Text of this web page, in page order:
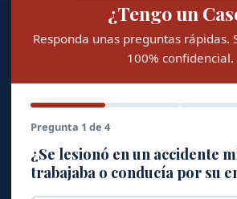
¿Tengo un
Responda unas preguntas rápidas.
100% confidencial.
Pregunta 1 de 4
¿Se lesionó en un accidente
trabajaba o conducía por su